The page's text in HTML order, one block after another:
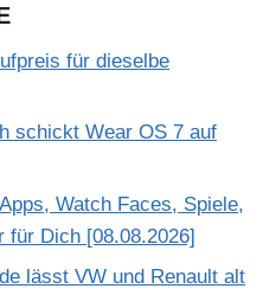
für dieselbe
schickt Wear OS 7 auf
Watch Faces, Spiele,
für Dich [08.08.2026]
lässt VW und Renault alt